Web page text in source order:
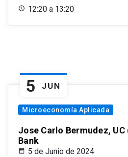
12:20 a 13:20
5 JUN
Microeconomía Aplicada
Jose Carlo Bermudez, UC
Bank
5 de Junio de 2024